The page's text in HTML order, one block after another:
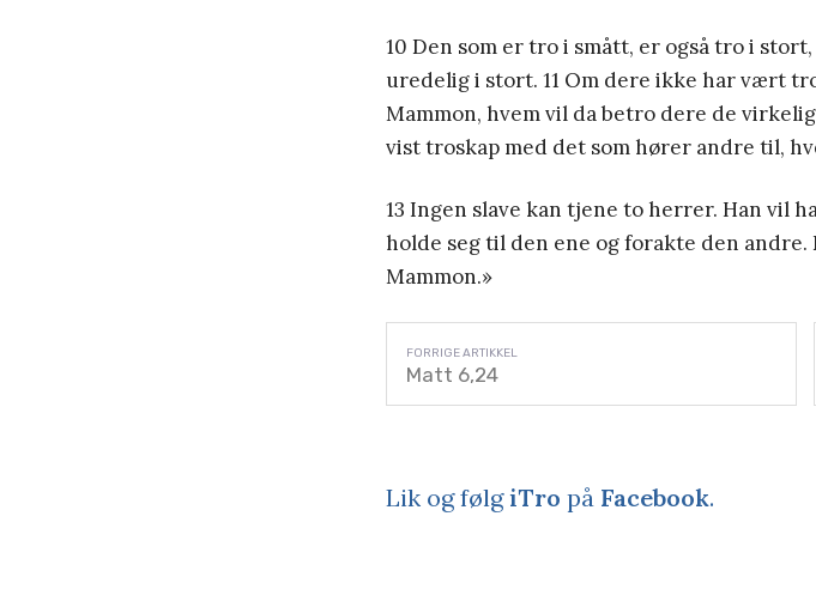
10 Den som er tro i smått, er også tro i
uredelig i stort. 11 Om dere ikke har vært
Mammon, hvem vil da betro dere de
vist troskap med det som hører andre til,
13 Ingen slave kan tjene to herrer. Han vil
holde seg til den ene og forakte den
Mammon.»
Matt 6,24
Lik og følgiTro på Facebook.